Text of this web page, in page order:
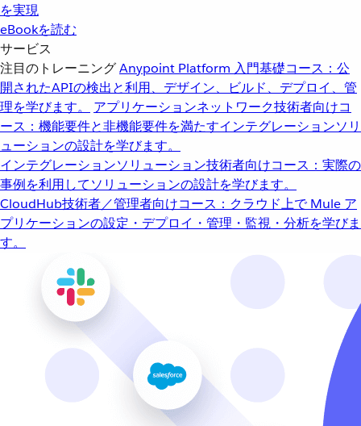
を実現
eBookを読む
サービス
注目のトレーニングAnypoint Platform 入門基礎コース：公
開されたAPIの検出と利用、デザイン、ビルド、デプロイ、管
理を学びます。
アプリケーションネットワーク技術者向けコ
ース：機能要件と非機能要件を満たすインテグレーションソリ
ューションの設計を学びます。
インテグレーションソリューション技術者向けコース：実際の
事例を利用してソリューションの設計を学びます。
CloudHub技術者／管理者向けコース：クラウド上で Mule ア
プリケーションの設定・デプロイ・管理・監視・分析を学びま
す。